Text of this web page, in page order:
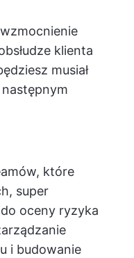
klienta
musiał
które
super
oceny ryzyka
i budowanie